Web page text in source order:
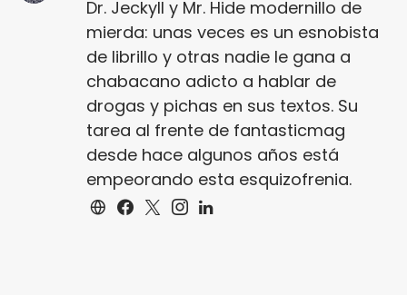
Dr. Jeckyll y Mr. Hide modernillo de
mierda: unas veces es un esnobista
de librillo y otras nadie le gana a
chabacano adicto a hablar de
drogas y pichas en sus textos. Su
tarea al frente de fantasticmag
desde hace algunos años está
empeorando esta esquizofrenia.